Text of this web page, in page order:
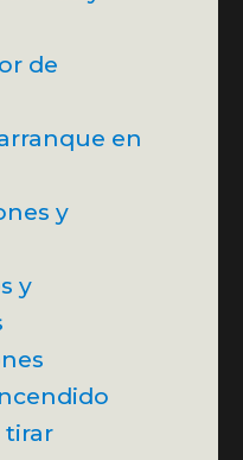
de
en
y
y
tirar